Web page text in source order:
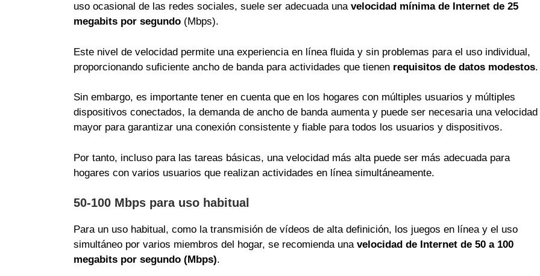
uso ocasional de las redes sociales, suele ser adecuada una velocidad mínima de Internet de 25
megabits por segundo (Mbps).
Este nivel de velocidad permite una experiencia en línea fluida y sin problemas para el uso individual,
proporcionando suficiente ancho de banda para actividades que tienen requisitos de datos modestos.
Sin embargo, es importante tener en cuenta que en los hogares con múltiples usuarios y múltiples
dispositivos conectados, la demanda de ancho de banda aumenta y puede ser necesaria una velocidad
mayor para garantizar una conexión consistente y fiable para todos los usuarios y dispositivos.
Por tanto, incluso para las tareas básicas, una velocidad más alta puede ser más adecuada para
hogares con varios usuarios que realizan actividades en línea simultáneamente.
50-100 Mbps para uso habitual
Para un uso habitual, como la transmisión de vídeos de alta definición, los juegos en línea y el uso
simultáneo por varios miembros del hogar, se recomienda una velocidad de Internet de 50 a 100
megabits por segundo (Mbps).